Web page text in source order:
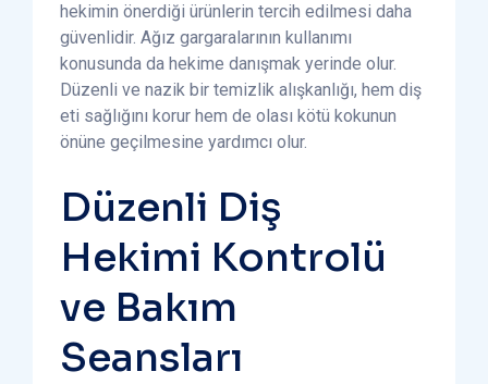
hekimin önerdiği ürünlerin tercih edilmesi daha
güvenlidir. Ağız gargaralarının kullanımı
konusunda da hekime danışmak yerinde olur.
Düzenli ve nazik bir temizlik alışkanlığı, hem diş
eti sağlığını korur hem de olası kötü kokunun
önüne geçilmesine yardımcı olur.
Düzenli Diş
Hekimi Kontrolü
ve Bakım
Seansları